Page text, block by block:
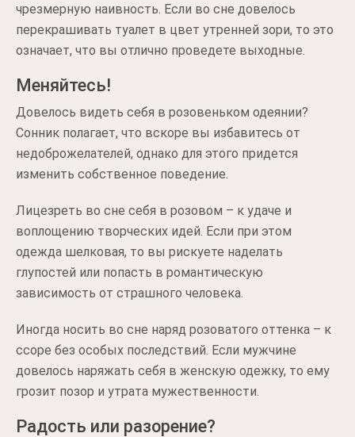
чрезмерную наивность. Если во сне довелось
перекрашивать туалет в цвет утренней зори, то это
означает, что вы отлично проведете выходные.
Меняйтесь!
Довелось видеть себя в розовеньком одеянии?
Сонник полагает, что вскоре вы избавитесь от
недоброжелателей, однако для этого придется
изменить собственное поведение.
Лицезреть во сне себя в розовом – к удаче и
воплощению творческих идей. Если при этом
одежда шелковая, то вы рискуете наделать
глупостей или попасть в романтическую
зависимость от страшного человека.
Иногда носить во сне наряд розоватого оттенка – к
ссоре без особых последствий. Если мужчине
довелось наряжать себя в женскую одежку, то ему
грозит позор и утрата мужественности.
Радость или разорение?